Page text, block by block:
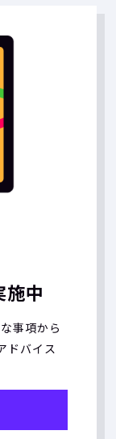
中
事項から
ドバイス